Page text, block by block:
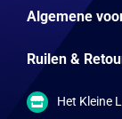
Algemene
Ruilen &
Het Kleine